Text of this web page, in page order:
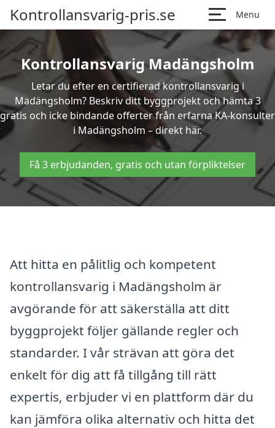
Kontrollansvarig-pris.se Menu
Kontrollansvarig Madängsholm
Letar du efter en certifierad kontrollansvarig i
Madängsholm? Beskriv ditt byggprojekt och hämta 3
gratis och icke bindande offerter från erfarna KA-konsulter
i Madängsholm – direkt här.
Få 3 erbjudanden, gratis och utan förpliktelser
Att hitta en pålitlig och kompetent
kontrollansvarig i Madängsholm är
avgörande för att säkerställa att ditt
byggprojekt följer gällande regler och
standarder. I vår strävan att göra det
enkelt för dig att få tillgång till rätt
expertis, erbjuder vi en plattform där du
kan jämföra olika alternativ och hitta det